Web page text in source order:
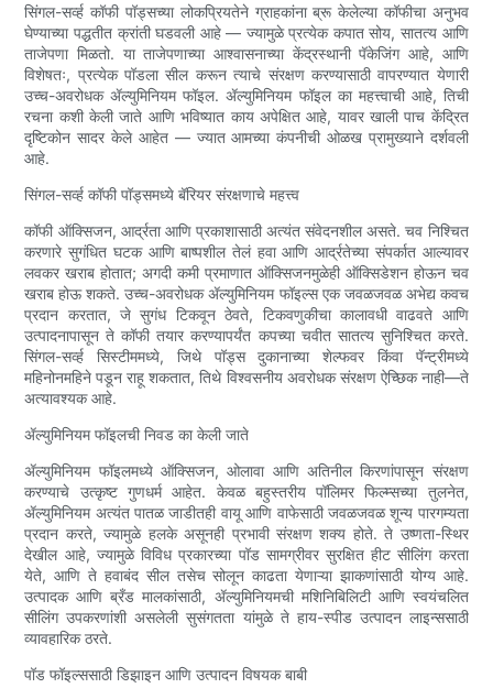
सिंगल-सर्व्ह कॉफी पॉड्सच्या लोकप्रियतेने ग्राहकांना ब्रू केलेल्या कॉफीचा अनुभव
घेण्याच्या पद्धतीत क्रांती घडवली आहे — ज्यामुळे प्रत्येक कपात सोय, सातत्य आणि
ताजेपणा मिळतो. या ताजेपणाच्या आश्वासनाच्या केंद्रस्थानी पॅकेजिंग आहे, आणि
विशेषतः, प्रत्येक पॉडला सील करून त्याचे संरक्षण करण्यासाठी वापरण्यात येणारी
उच्च-अवरोधक ॲल्युमिनियम फॉइल. ॲल्युमिनियम फॉइल का महत्त्वाची आहे, तिची
रचना कशी केली जाते आणि भविष्यात काय अपेक्षित आहे, यावर खाली पाच केंद्रित
दृष्टिकोन सादर केले आहेत — ज्यात आमच्या कंपनीची ओळख प्रामुख्याने दर्शवली
आहे.
सिंगल-सर्व्ह कॉफी पॉड्समध्ये बॅरियर संरक्षणाचे महत्त्व
कॉफी ऑक्सिजन, आर्द्रता आणि प्रकाशासाठी अत्यंत संवेदनशील असते. चव निश्चित
करणारे सुगंधित घटक आणि बाष्पशील तेलं हवा आणि आर्द्रतेच्या संपर्कात आल्यावर
लवकर खराब होतात; अगदी कमी प्रमाणात ऑक्सिजनमुळेही ऑक्सिडेशन होऊन चव
खराब होऊ शकते. उच्च-अवरोधक ॲल्युमिनियम फॉइल्स एक जवळजवळ अभेद्य कवच
प्रदान करतात, जे सुगंध टिकवून ठेवते, टिकवणुकीचा कालावधी वाढवते आणि
उत्पादनापासून ते कॉफी तयार करण्यापर्यंत कपच्या चवीत सातत्य सुनिश्चित करते.
सिंगल-सर्व्ह सिस्टीममध्ये, जिथे पॉड्स दुकानाच्या शेल्फवर किंवा पॅन्ट्रीमध्ये
महिनोनमहिने पडून राहू शकतात, तिथे विश्वसनीय अवरोधक संरक्षण ऐच्छिक नाही—ते
अत्यावश्यक आहे.
ॲल्युमिनियम फॉइलची निवड का केली जाते
ॲल्युमिनियम फॉइलमध्ये ऑक्सिजन, ओलावा आणि अतिनील किरणांपासून संरक्षण
करण्याचे उत्कृष्ट गुणधर्म आहेत. केवळ बहुस्तरीय पॉलिमर फिल्म्सच्या तुलनेत,
ॲल्युमिनियम अत्यंत पातळ जाडीतही वायू आणि वाफेसाठी जवळजवळ शून्य पारगम्यता
प्रदान करते, ज्यामुळे हलके असूनही प्रभावी संरक्षण शक्य होते. ते उष्णता-स्थिर
देखील आहे, ज्यामुळे विविध प्रकारच्या पॉड सामग्रीवर सुरक्षित हीट सीलिंग करता
येते, आणि ते हवाबंद सील तसेच सोलून काढता येणाऱ्या झाकणांसाठी योग्य आहे.
उत्पादक आणि ब्रँड मालकांसाठी, ॲल्युमिनियमची मशिनिबिलिटी आणि स्वयंचलित
सीलिंग उपकरणांशी असलेली सुसंगतता यांमुळे ते हाय-स्पीड उत्पादन लाइन्ससाठी
व्यावहारिक ठरते.
पॉड फॉइल्ससाठी डिझाइन आणि उत्पादन विषयक बाबी